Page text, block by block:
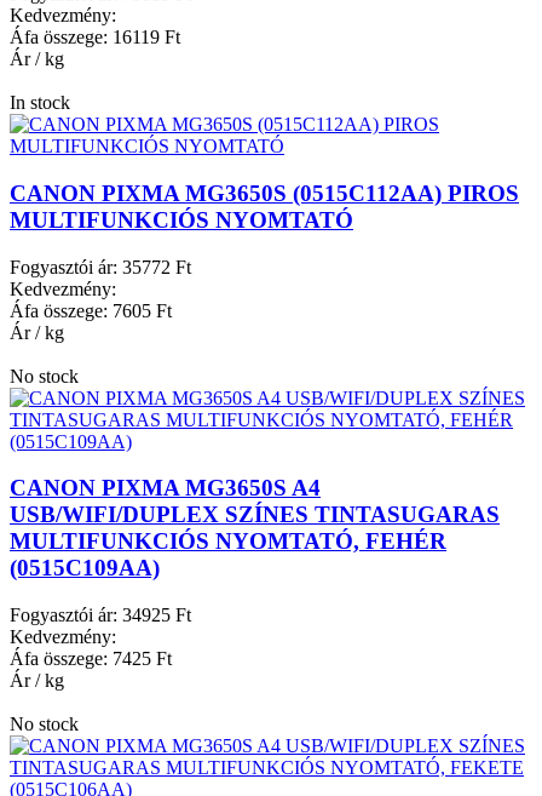
Kedvezmény:
Áfa összege: 16119 Ft
Ár / kg
In stock
CANON PIXMA MG3650S (0515C112AA) PIROS
MULTIFUNKCIÓS NYOMTATÓ
Fogyasztói ár: 35772 Ft
Kedvezmény:
Áfa összege: 7605 Ft
Ár / kg
No stock
CANON PIXMA MG3650S A4
USB/WIFI/DUPLEX SZÍNES TINTASUGARAS
MULTIFUNKCIÓS NYOMTATÓ, FEHÉR
(0515C109AA)
Fogyasztói ár: 34925 Ft
Kedvezmény:
Áfa összege: 7425 Ft
Ár / kg
No stock